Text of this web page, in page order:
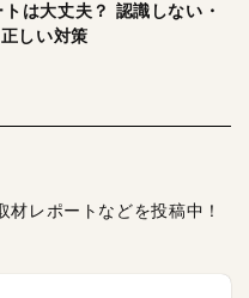
は大丈夫？ 認識しない・
しい対策
レポートなどを投稿中！